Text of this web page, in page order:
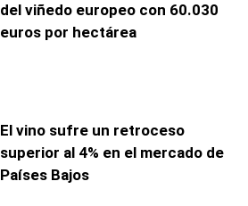
del viñedo europeo con 60.030
euros por hectárea
El vino sufre un retroceso
superior al 4% en el mercado de
Países Bajos